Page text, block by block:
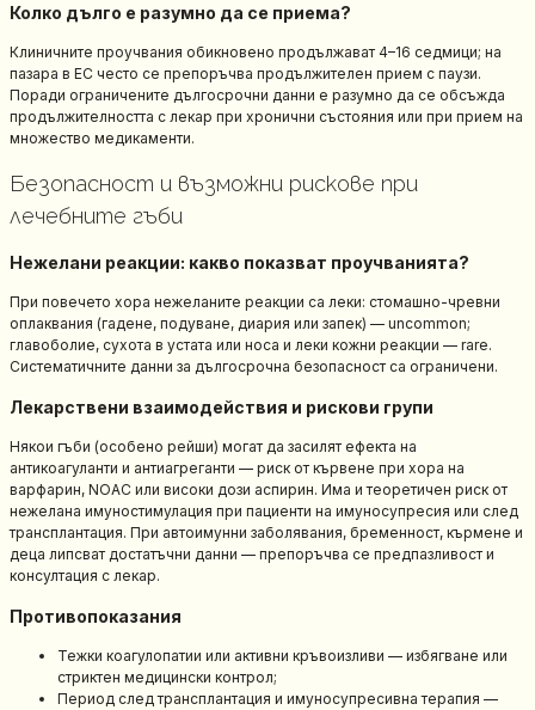
Колко дълго е разумно да се приема?
Клиничните проучвания обикновено продължават 4–16 седмици; на
пазара в ЕС често се препоръчва продължителен прием с паузи.
Поради ограничените дългосрочни данни е разумно да се обсъжда
продължителността с лекар при хронични състояния или при прием на
множество медикаменти.
Безопасност и възможни рискове при
лечебните гъби
Нежелани реакции: какво показват проучванията?
При повечето хора нежеланите реакции са леки: стомашно-чревни
оплаквания (гадене, подуване, диария или запек) — uncommon;
главоболие, сухота в устата или носа и леки кожни реакции — rare.
Систематичните данни за дългосрочна безопасност са ограничени.
Лекарствени взаимодействия и рискови групи
Някои гъби (особено рейши) могат да засилят ефекта на
антикоагуланти и антиагреганти — риск от кървене при хора на
варфарин, NOAC или високи дози аспирин. Има и теоретичен риск от
нежелана имуностимулация при пациенти на имуносупресия или след
трансплантация. При автоимунни заболявания, бременност, кърмене и
деца липсват достатъчни данни — препоръчва се предпазливост и
консултация с лекар.
Противопоказания
Тежки коагулопатии или активни кръвоизливи — избягване или
стриктен медицински контрол;
Период след трансплантация и имуносупресивна терапия —